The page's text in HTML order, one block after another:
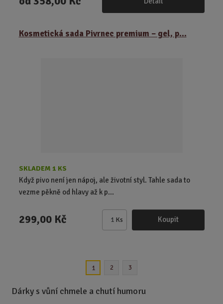
Kosmetická sada Pivrnec premium – gel, p...
SKLADEM 1 KS
Když pivo není jen nápoj, ale životní styl. Tahle sada to
vezme pěkně od hlavy až k p...
299,00 Kč
Z
p
Ks Koupit
1 2 3
Dárky s vůní chmele a chutí humoru